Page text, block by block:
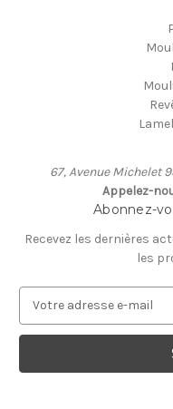
67, Avenue Michelet
Appelez-
Abonnez-
Recevez les dernières
les
r
s